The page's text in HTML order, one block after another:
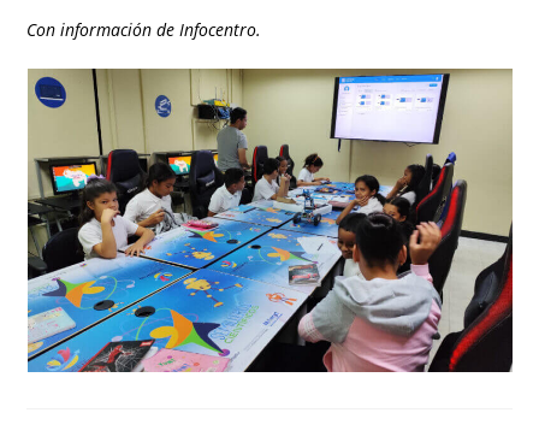
Con información de Infocentro.